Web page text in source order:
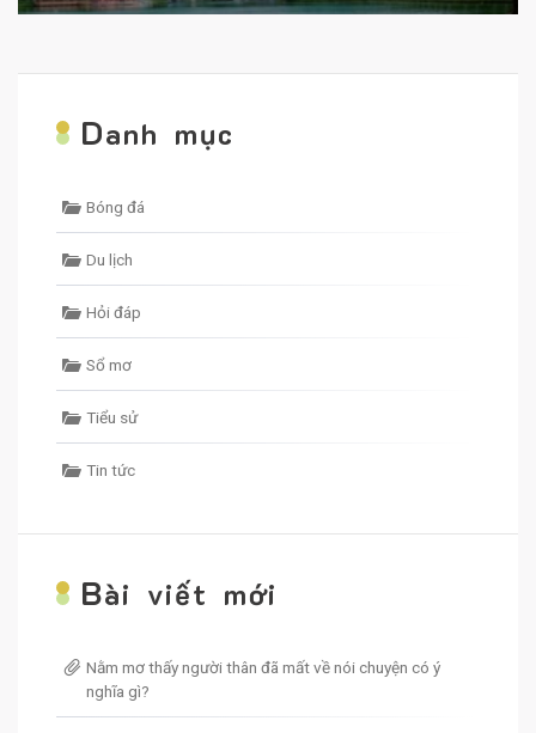
Danh mục
Bóng đá
Du lịch
Hỏi đáp
Sổ mơ
Tiểu sử
Tin tức
Bài viết mới
Nằm mơ thấy người thân đã mất về nói chuyện có ý
nghĩa gì?